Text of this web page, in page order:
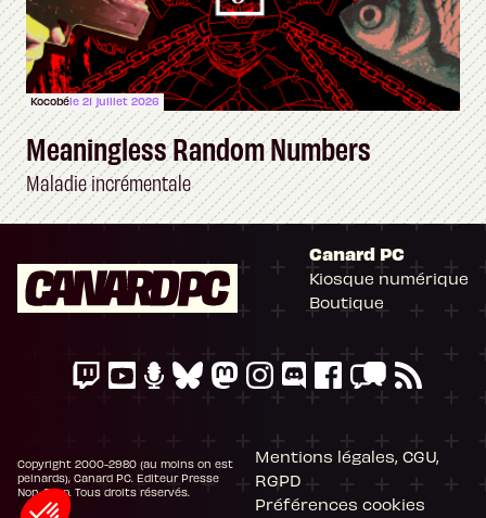
Kocobéle 21 juillet 2026
Meaningless Random Numbers
Maladie incrémentale
Canard PC
Kiosque numérique
Boutique
Copyright 2000-2980 (au moins on est
peinards), Canard PC. Editeur Presse
Non-Stop. Tous droits réservés.
Mentions légales, CGU,
RGPD
Préférences cookies